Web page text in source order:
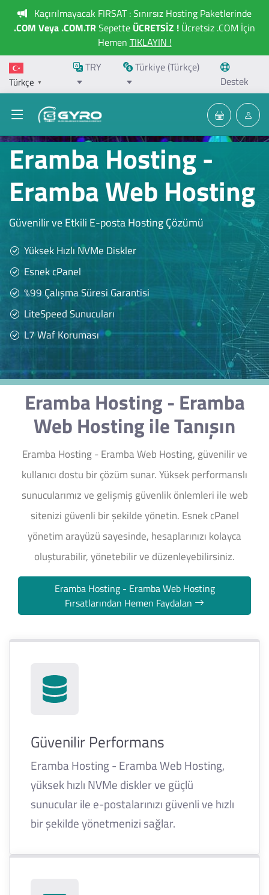
Kaçırılmayacak FIRSAT : Sınırsız Hosting Paketlerinde
.COM Veya .COM.TRSepette ÜCRETSİZ ! Ücretsiz .COM İçin
Hemen TIKLAYIN !
Türkçe ▼
TRY
Türkiye (Türkçe)
Destek
Eramba Hosting -
Eramba Web Hosting
Güvenilir ve Etkili E-posta Hosting Çözümü
Yüksek Hızlı NVMe Diskler
Esnek cPanel
%99 Çalışma Süresi Garantisi
LiteSpeed Sunucuları
L7 Waf Koruması
Eramba Hosting - Eramba
Web Hosting ile Tanışın
Eramba Hosting - Eramba Web Hosting, güvenilir ve
kullanıcı dostu bir çözüm sunar. Yüksek performanslı
sunucularımız ve gelişmiş güvenlik önlemleri ile web
sitenizi güvenli bir şekilde yönetin. Esnek cPanel
yönetim arayüzü sayesinde, hesaplarınızı kolayca
oluşturabilir, yönetebilir ve düzenleyebilirsiniz.
Eramba Hosting - Eramba Web Hosting
Fırsatlarından Hemen Faydalan
Güvenilir Performans
Eramba Hosting - Eramba Web Hosting,
yüksek hızlı NVMe diskler ve güçlü
sunucular ile e-postalarınızı güvenli ve hızlı
bir şekilde yönetmenizi sağlar.